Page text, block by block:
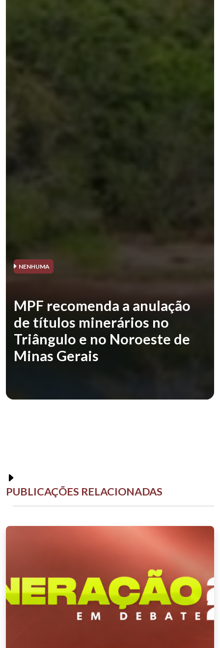
NENHUMA
MPF recomenda a anulação
de títulos minerários no
Triângulo e no Noroeste de
Minas Gerais
PUBLICAÇÕES RELACIONADAS